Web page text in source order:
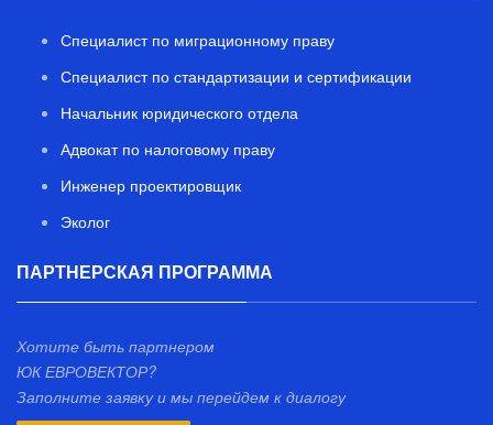
Специалист по миграционному праву
Специалист по стандартизации и сертификации
Начальник юридического отдела
Адвокат по налоговому праву
Инженер проектировщик
Эколог
ПАРТНЕРСКАЯ ПРОГРАММА
Хотите быть партнером
ЮК ЕВРОВЕКТОР?
Заполните заявку и мы перейдем к диалогу